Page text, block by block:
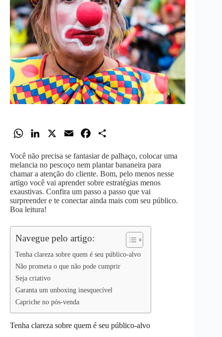
W
a
t
s
A
p
n
k
e
d
I
a
i
l
c
e
b
o
a
r
e
Você não precisa se fantasiar de palhaço, colocar uma
melancia no pescoço nem plantar bananeira para
chamar a atenção do cliente. Bom, pelo menos nesse
artigo você vai aprender sobre estratégias menos
exaustivas. Confira um passo a passo que vai
surpreender e te conectar ainda mais com seu público.
Boa leitura!
Navegue pelo artigo:
Tenha clareza sobre quem é seu público-alvo
Não prometa o que não pode cumprir
Seja criativo
Garanta um unboxing inesquecível
Capriche no pós-venda
Tenha clareza sobre quem é seu público-alvo